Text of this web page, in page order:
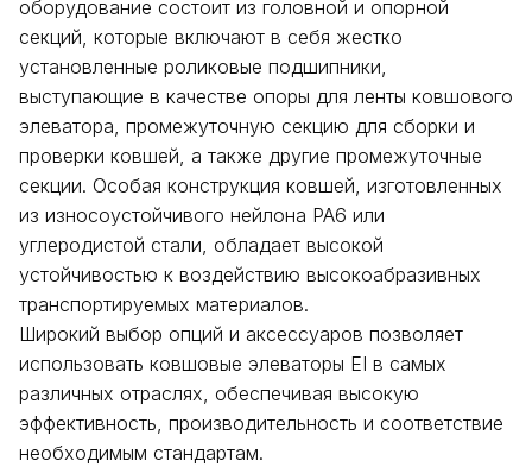
оборудование состоит из головной и опорной
секций, которые включают в себя жестко
установленные роликовые подшипники,
выступающие в качестве опоры для ленты ковшового
элеватора, промежуточную секцию для сборки и
проверки ковшей, а также другие промежуточные
секции. Особая конструкция ковшей, изготовленных
из износоустойчивого нейлона PA6 или
углеродистой стали, обладает высокой
устойчивостью к воздействию высокоабразивных
транспортируемых материалов.
Широкий выбор опций и аксессуаров позволяет
использовать ковшовые элеваторы EI в самых
различных отраслях, обеспечивая высокую
эффективность, производительность и соответствие
необходимым стандартам.